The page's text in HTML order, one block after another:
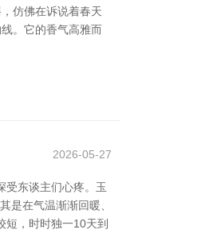
仿佛在诉说着春天
。它的香气高雅而
2026-05-27
受东谈主们心疼。玉
是在气温渐渐回暖、
，时时独一10天到